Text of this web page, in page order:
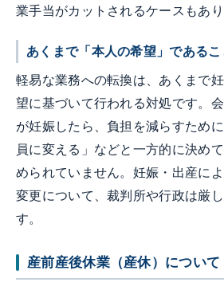
業手当がカットされるケースもあり
あくまで「本人の希望」である
軽易な業務への転換は、あくまで
望に基づいて行われる対処です。
が妊娠したら、負担を減らすため
員に変える」などと一方的に決め
められていません。妊娠・出産に
変更について、裁判所や行政は厳
す。
産前産後休業（産休）について